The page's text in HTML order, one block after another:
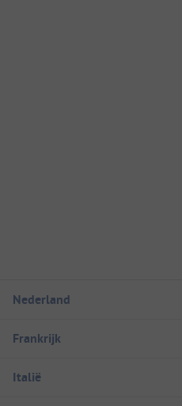
Nederland
Frankrijk
Italië